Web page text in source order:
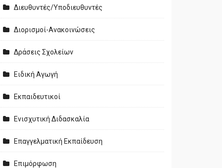
Διευθυντές/Υποδιευθυντές
Διορισμοί-Ανακοινώσεις
Δράσεις Σχολείων
Ειδική Αγωγή
Εκπαιδευτικοί
Ενισχυτική Διδασκαλία
Επαγγελματική Εκπαίδευση
Επιμόρφωση